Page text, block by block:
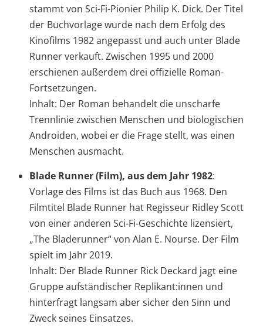
stammt von Sci-Fi-Pionier Philip K. Dick. Der Titel
der Buchvorlage wurde nach dem Erfolg des
Kinofilms 1982 angepasst und auch unter Blade
Runner verkauft. Zwischen 1995 und 2000
erschienen außerdem drei offizielle Roman-
Fortsetzungen.
Inhalt: Der Roman behandelt die unscharfe
Trennlinie zwischen Menschen und biologischen
Androiden, wobei er die Frage stellt, was einen
Menschen ausmacht.
Blade Runner (Film), aus dem Jahr 1982:
Vorlage des Films ist das Buch aus 1968. Den
Filmtitel Blade Runner hat Regisseur Ridley Scott
von einer anderen Sci-Fi-Geschichte lizensiert,
„The Bladerunner“ von Alan E. Nourse. Der Film
spielt im Jahr 2019.
Inhalt: Der Blade Runner Rick Deckard jagt eine
Gruppe aufständischer Replikant:innen und
hinterfragt langsam aber sicher den Sinn und
Zweck seines Einsatzes.